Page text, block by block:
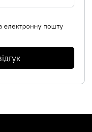
електронну пошту